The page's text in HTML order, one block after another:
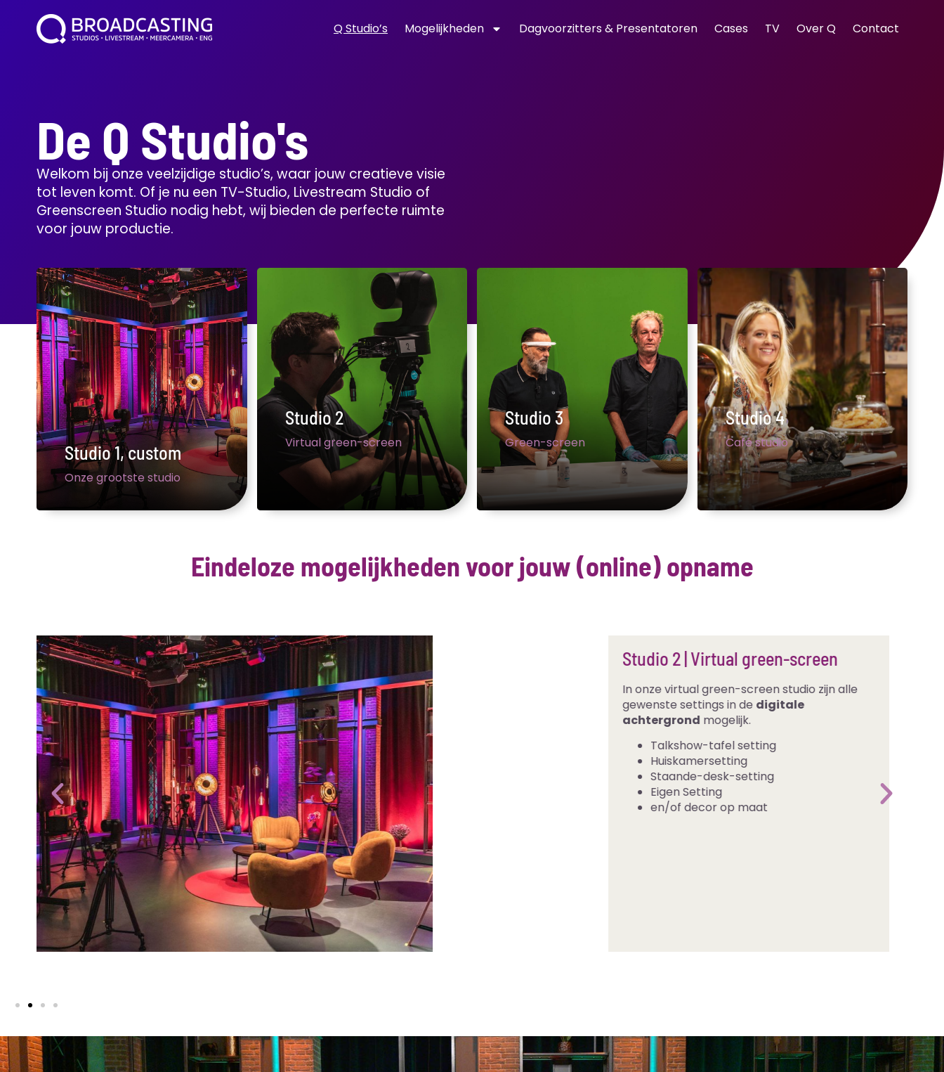
Q Studio’s Mogelijkheden Dagvoorzitters & Presentatoren Cases TV Over Q Contact
De Q Studio's
Welkom bij onze veelzijdige studio’s, waar jouw creatieve visie
tot leven komt. Of je nu een TV-Studio, Livestream Studio of
Greenscreen Studio nodig hebt, wij bieden de perfecte ruimte
voor jouw productie.
Studio 1, custom
Onze grootste studio
Studio 2
Virtual green-screen
Studio 3
Green-screen
Studio 4
Café studio
Eindeloze mogelijkheden voor jouw (online) opname
Studio 2 | Virtual green-screen
In onze virtual green-screen studio zijn alle
gewenste settings in dedigitale
achtergrondmogelijk.
Talkshow-tafel setting
Huiskamersetting
Staande-desk-setting
Eigen Setting
en/of decor op maat